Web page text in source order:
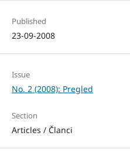
Published
23-09-2008
Issue
No. 2 (2008): Pregled
Section
Articles / Članci